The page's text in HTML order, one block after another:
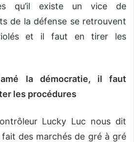
qu’il existe un vice de
de la défense se retrouvent
violés et il faut en tirer les
la démocratie, il faut
les procédures
Lucky Luc nous dit
des marchés de gré à gré